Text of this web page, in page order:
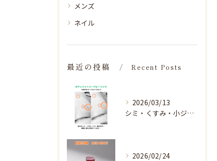
メンズ
ネイル
最近の投稿 Recent Posts
2026/03/13
シミ・くすみ・小ジワ・毛穴🌀
2026/02/24